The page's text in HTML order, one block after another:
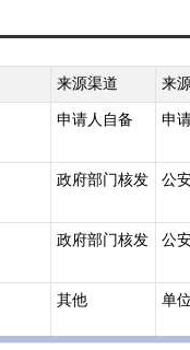
来源渠道 来
申请人自备 申
政府部门核发 公
政府部门核发 公
其他 单